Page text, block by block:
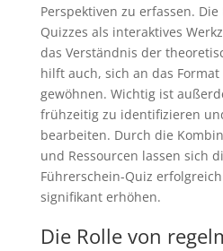
Perspektiven zu erfassen.
Quizzes als interaktives
das Verständnis der
hilft auch, sich an das
gewöhnen. Wichtig ist
frühzeitig zu identifizieren
bearbeiten. Durch die
und Ressourcen lassen sich
Führerschein-Quiz
signifikant erhöhen.
Die Rolle von